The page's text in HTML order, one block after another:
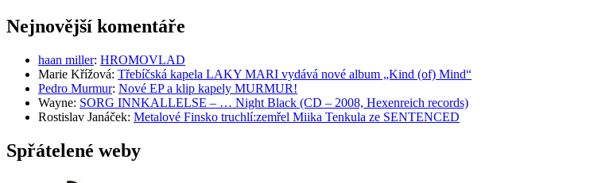
Nejnovější komentáře
haan miller: HROMOVLAD
Marie Křížová: Třebíčská kapela LAKY MARI vydává nové album „Kind (of) Mind“
Pedro Murmur: Nové EP a klip kapely MURMUR!
Wayne: SORG INNKALLELSE – … Night Black (CD – 2008, Hexenreich records)
Rostislav Janáček: Metalové Finsko truchlí:zemřel Miika Tenkula ze SENTENCED
Spřátelené weby